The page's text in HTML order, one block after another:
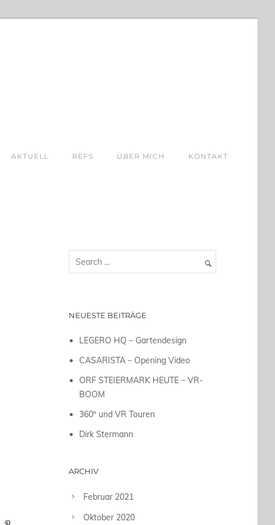
AKTUELL REFS ÜBER MICH KONTAKT
NEUESTE BEITRÄGE
LEGERO HQ – Gartendesign
CASARISTA – Opening Video
ORF STEIERMARK HEUTE – VR-
BOOM
360º und VR Touren
Dirk Stermann
ARCHIV
Februar 2021
Oktober 2020